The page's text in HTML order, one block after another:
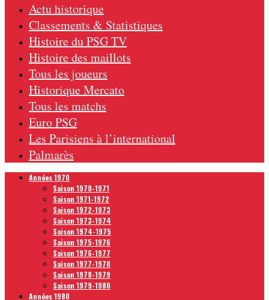
Actu historique
Classements & Statistiques
Histoire du PSG TV
Histoire des maillots
Tous les joueurs
Historique Mercato
Tous les matchs
Euro PSG
Les Parisiens à l’international
Palmarès
Années 1970
Saison 1970-1971
Saison 1971-1972
Saison 1972-1973
Saison 1973-1974
Saison 1974-1975
Saison 1975-1976
Saison 1976-1977
Saison 1977-1978
Saison 1978-1979
Saison 1979-1980
Années 1980